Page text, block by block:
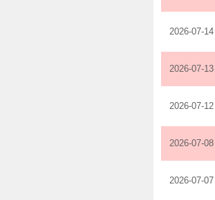
2026-07-14
2026-07-13
2026-07-12
2026-07-08
2026-07-07